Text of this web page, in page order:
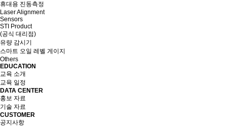
휴대용 진동측정
Laser Alignment
Sensors
STI Product
(공식 대리점)
유량 감시기
스마트 오일 레벨 게이지
Others
EDUCATION
교육 소개
교육 일정
DATA CENTER
홍보 자료
기술 자료
CUSTOMER
공지사항